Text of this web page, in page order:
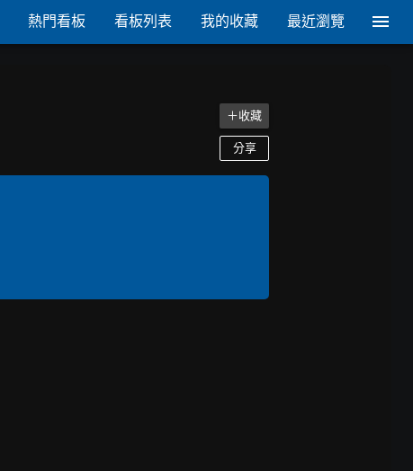
熱門看板 看板列表 我的收藏 最近瀏覽
＋收藏
分享